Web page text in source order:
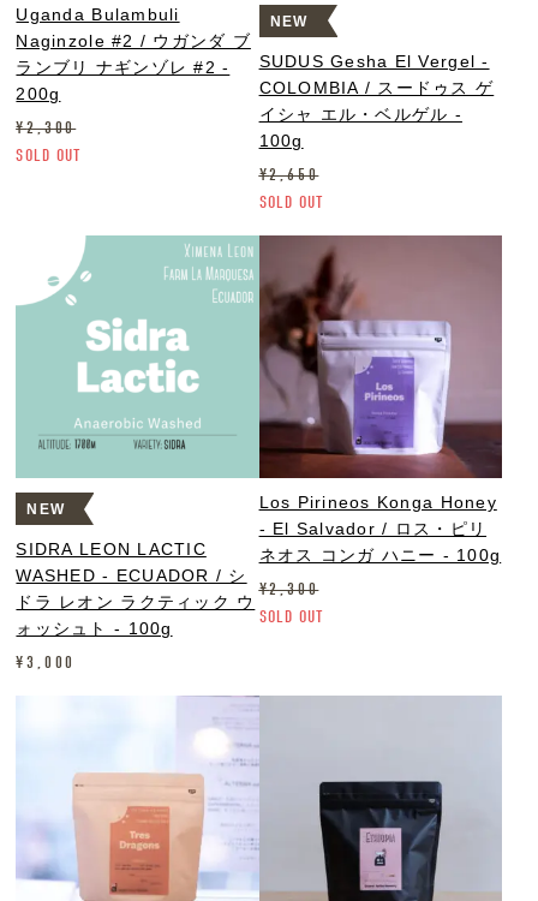
Uganda Bulambuli
Naginzole #2 / ウガンダ ブ
ランブリ ナギンゾレ #2 -
200g
¥2,300
SOLD OUT
NEW
SUDUS Gesha El Vergel -
COLOMBIA / スードゥス ゲ
イシャ エル・ベルゲル -
100g
¥2,650
SOLD OUT
NEW
SIDRA LEON LACTIC
WASHED - ECUADOR / シ
ドラ レオン ラクティック ウ
ォッシュト - 100g
¥3,000
Los Pirineos Konga Honey
- El Salvador / ロス・ピリ
ネオス コンガ ハニー - 100g
¥2,300
SOLD OUT